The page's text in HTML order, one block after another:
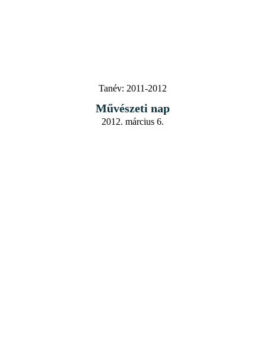
Tanév: 2011-2012
Művészeti nap
2012. március 6.